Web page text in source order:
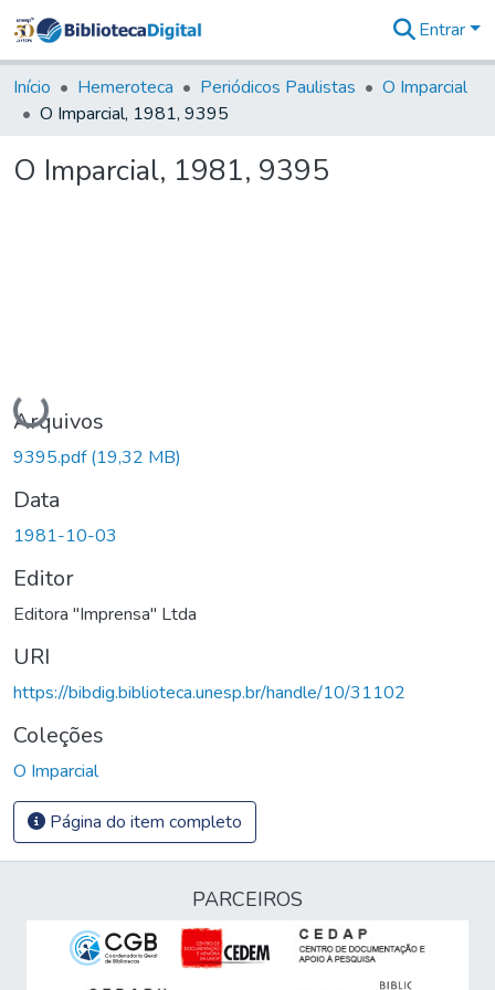
&
Coleções
Tudo na
Digital
Entrar
Início Hemeroteca Periódicos Paulistas
O Imparcial
O Imparcial, 1981, 9395
O Imparcial, 1981, 9395
Carregando...
Arquivos
9395.pdf(19,32 MB)
Data
1981-10-03
Editor
Editora "Imprensa" Ltda
URI
https://bibdig.biblioteca.unesp.br/handle/10/31102
Coleções
O Imparcial
Página do item completo
PARCEIROS